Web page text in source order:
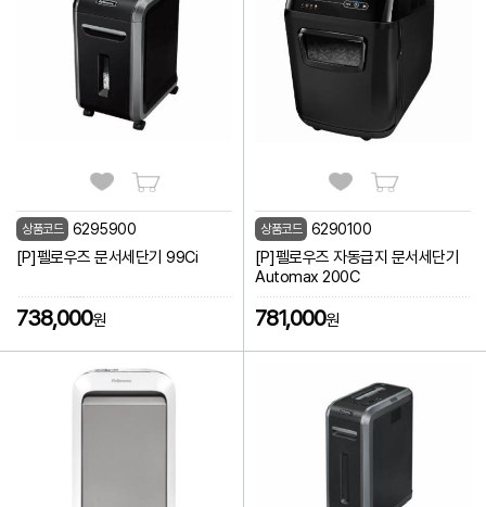
상품코드 6295900
[P]펠로우즈 문서세단기 99Ci
738,000원
상품코드 6290100
[P]펠로우즈 자동급지 문서세단기
Automax 200C
781,000원